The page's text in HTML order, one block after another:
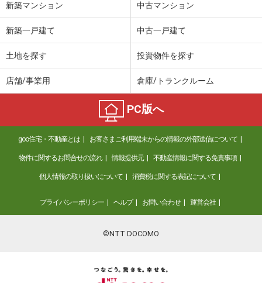
新築マンション 中古マンション
新築一戸建て 中古一戸建て
土地を探す 投資物件を探す
店舗/事業用 倉庫/トランクルーム
PC版へ
goo住宅・不動産とは お客さまご利用端末からの情報の外部送信について
物件に関するお問合せの流れ 情報提供元 不動産情報に関する免責事項
個人情報の取り扱いについて 消費税に関する表記について
プライバシーポリシー ヘルプ お問い合わせ 運営会社
©NTT DOCOMO